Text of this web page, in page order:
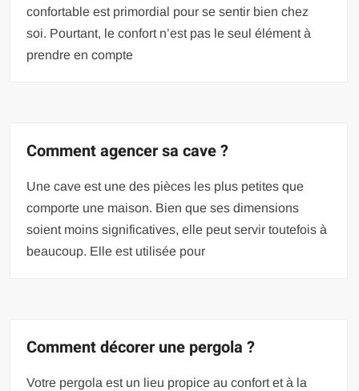
confortable est primordial pour se sentir bien chez
soi. Pourtant, le confort n’est pas le seul élément à
prendre en compte
Comment agencer sa cave ?
Une cave est une des pièces les plus petites que
comporte une maison. Bien que ses dimensions
soient moins significatives, elle peut servir toutefois à
beaucoup. Elle est utilisée pour
Comment décorer une pergola ?
Votre pergola est un lieu propice au confort et à la